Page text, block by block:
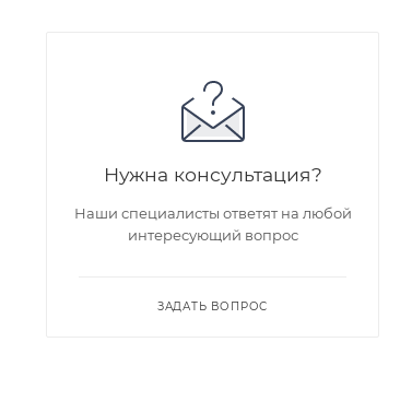
Нужна консультация?
Наши специалисты ответят на любой
интересующий вопрос
ЗАДАТЬ ВОПРОС